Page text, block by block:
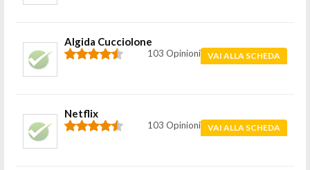
Algida Cucciolone
103 Opinioni VAI ALLA SCHEDA
Netflix
103 Opinioni VAI ALLA SCHEDA